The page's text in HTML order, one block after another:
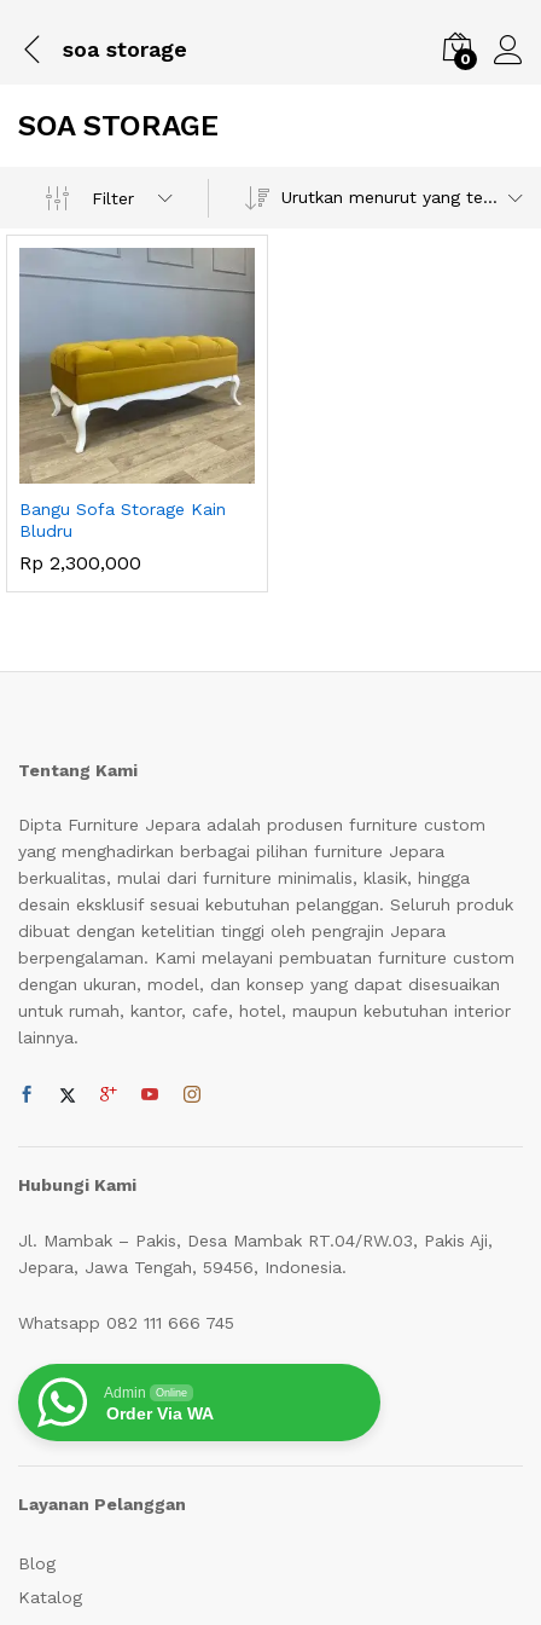
soa storage 0
SOA STORAGE
Filter Urutkan menurut yang terbaru
Bangu Sofa Storage Kain
Bludru
Rp 2,300,000
Tentang Kami
Dipta Furniture Jepara adalah produsen furniture custom
yang menghadirkan berbagai pilihan furniture Jepara
berkualitas, mulai dari furniture minimalis, klasik, hingga
desain eksklusif sesuai kebutuhan pelanggan. Seluruh produk
dibuat dengan ketelitian tinggi oleh pengrajin Jepara
berpengalaman. Kami melayani pembuatan furniture custom
dengan ukuran, model, dan konsep yang dapat disesuaikan
untuk rumah, kantor, cafe, hotel, maupun kebutuhan interior
lainnya.
Hubungi Kami
Jl. Mambak – Pakis, Desa Mambak RT.04/RW.03, Pakis Aji,
Jepara, Jawa Tengah, 59456, Indonesia.
Whatsapp 082 111 666 745
Admin Online
Order Via WA
Layanan Pelanggan
Blog
Katalog